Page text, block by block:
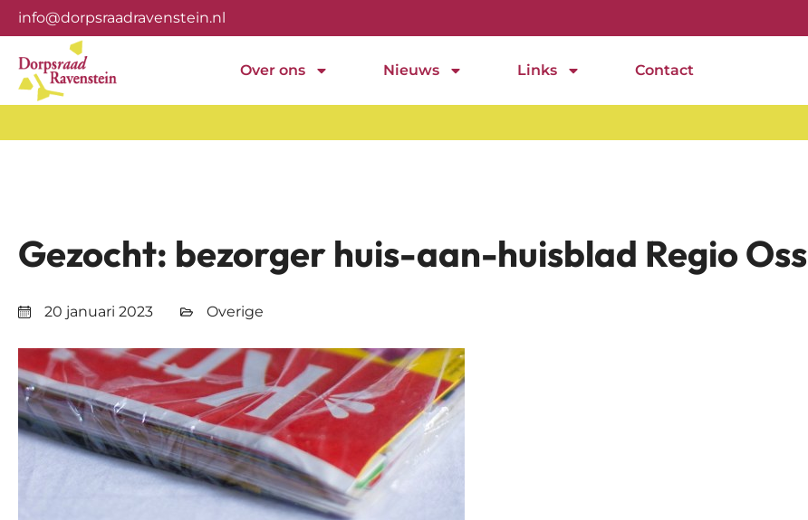
info@dorpsraadravenstein.nl
Over ons Nieuws Links Contact
Gezocht: bezorger huis-aan-huisblad Regio Oss
20 januari 2023 Overige